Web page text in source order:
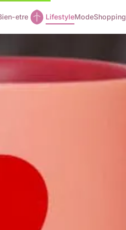
etre LifestyleModeShopping